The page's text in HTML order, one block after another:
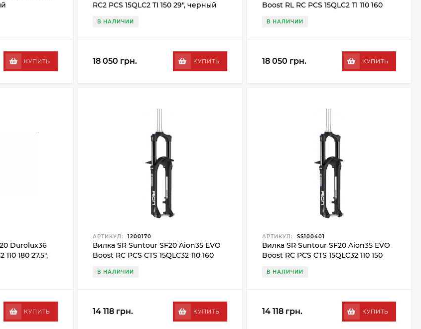
КУПИТЬ
RC2 PCS 15QLC2 TI 150 29", черный
В НАЛИЧИИ
18 050 грн. КУПИТЬ
Boost RL RC PCS 15QLC2 TI 110 160
В НАЛИЧИИ
18 050 грн. КУПИТЬ
Durolux36
110 180 27.5",
КУПИТЬ
АРТИКУЛ: 1200170
Вилка SR Suntour SF20 Aion35 EVO
Boost RC PCS CTS 15QLC32 110 160
В НАЛИЧИИ
14 118 грн. КУПИТЬ
АРТИКУЛ: SS100401
Вилка SR Suntour SF20 Aion35 EVO
Boost RC PCS CTS 15QLC32 110 150
В НАЛИЧИИ
14 118 грн. КУПИТЬ